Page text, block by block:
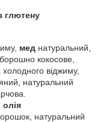
глютену
мед натуральний,
кокосове,
холодного віджиму,
натуральний
олія
натуральний